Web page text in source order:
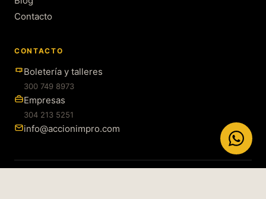
Contacto
CONTACTO
Boletería y talleres
300 749 8973
Empresas
304 213 5251
info@accionimpro.com